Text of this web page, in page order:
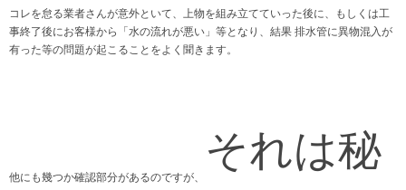
コレを怠る業者さんが意外といて、上物を組み立てていった後に、もしくは工
事終了後にお客様から「水の流れが悪い」等となり、結果 排水管に異物混入が
有った等の問題が起こることをよく聞きます。
他にも幾つか確認部分があるのですが、
それは秘